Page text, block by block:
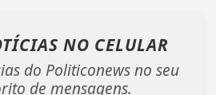
NO CELULAR
do Politiconews no seu
de mensagens.